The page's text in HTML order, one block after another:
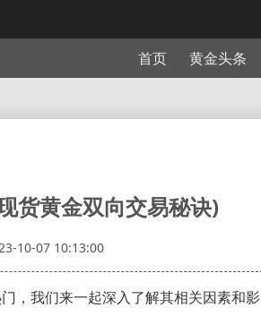
首页 黄金头条
货黄金双向交易秘诀)
10-07 10:13:00
，我们来一起深入了解其相关因素和影